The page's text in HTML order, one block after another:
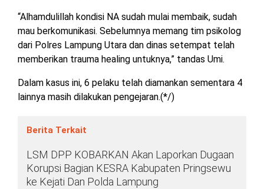
DPRD
WAYKANAN
PERIKLANAN
PRIVASI
MEDIA
MEDIA
SIBER
KAMI
“Alhamdulillah kondisi NA sudah mulai membaik, sudah
mau berkomunikasi. Sebelumnya memang tim psikolog
dari Polres Lampung Utara dan dinas setempat telah
memberikan trauma healing untuknya,” tandas Umi.
Dalam kasus ini, 6 pelaku telah diamankan sementara 4
lainnya masih dilakukan pengejaran.(*/)
Berita Terkait
LSM DPP KOBARKAN Akan Laporkan Dugaan
Korupsi Bagian KESRA Kabupaten Pringsewu
ke Kejati Dan Polda Lampung